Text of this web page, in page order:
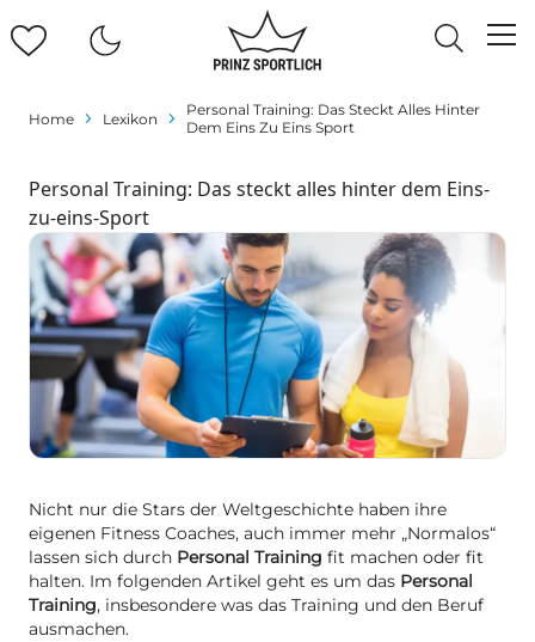
Home Lexikon
Personal Training: Das Steckt Alles Hinter
Dem Eins Zu Eins Sport
Personal Training: Das steckt alles hinter dem Eins-
zu-eins-Sport
Nicht nur die Stars der Weltgeschichte haben ihre
eigenen Fitness Coaches, auch immer mehr „Normalos“
lassen sich durch Personal Training fit machen oder fit
halten. Im folgenden Artikel geht es um das Personal
Training, insbesondere was das Training und den Beruf
ausmachen.